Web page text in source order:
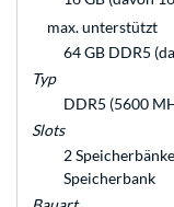
max. unterstützt
64 GB DDR5
Typ
DDR5 (5600
Slots
2
Speicherbank